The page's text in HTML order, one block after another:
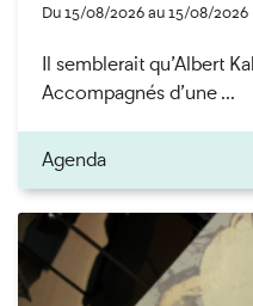
Du 15/08/2026 au 15/08/2026
Il semblerait qu’Albert
Accompagnés d’une ...
Agenda